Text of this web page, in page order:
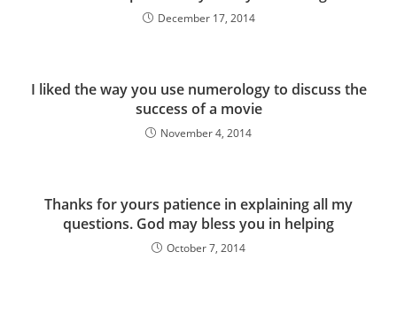
December 17, 2014
I liked the way you use numerology to discuss the
success of a movie
November 4, 2014
Thanks for yours patience in explaining all my
questions. God may bless you in helping
October 7, 2014